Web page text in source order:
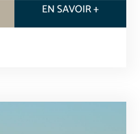
EN SAVOIR +